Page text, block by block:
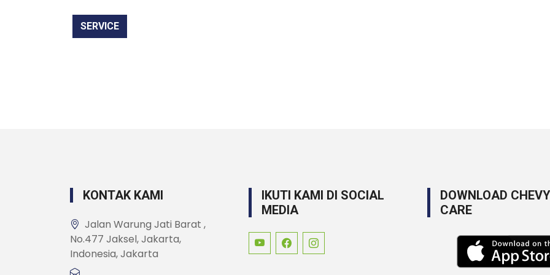
SERVICE
KONTAK KAMI
Jalan Warung Jati Barat ,
No.477 Jaksel, Jakarta,
Indonesia, Jakarta
IKUTI KAMI DI SOCIAL
MEDIA
DOWNLOAD CHEVY
CARE